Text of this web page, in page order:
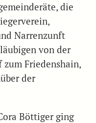
die
Narrenzunft
von der
Friedenshain,
der
Böttiger ging